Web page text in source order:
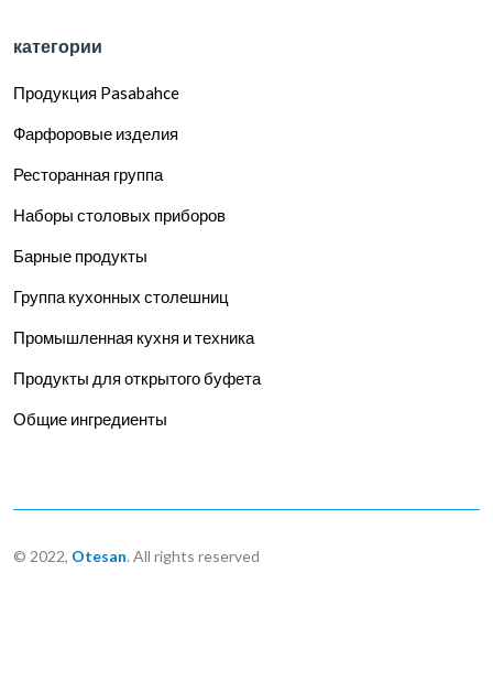
категории
Продукция Pasabahce
Фарфоровые изделия
Ресторанная группа
Наборы столовых приборов
Барные продукты
Группа кухонных столешниц
Промышленная кухня и техника
Продукты для открытого буфета
Общие ингредиенты
© 2022, Otesan. All rights reserved